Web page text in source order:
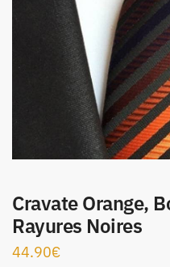
Cravate Orange,
Rayures Noires
44.90€